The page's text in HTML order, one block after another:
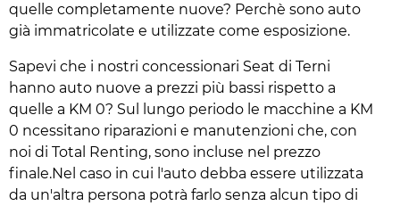
quelle completamente nuove? Perchè sono auto
già immatricolate e utilizzate come esposizione.
Sapevi che i nostri concessionari Seat di Terni
hanno auto nuove a prezzi più bassi rispetto a
quelle a KM 0? Sul lungo periodo le macchine a KM
0 ncessitano riparazioni e manutenzioni che, con
noi di Total Renting, sono incluse nel prezzo
finale.Nel caso in cui l'auto debba essere utilizzata
da un'altra persona potrà farlo senza alcun tipo di